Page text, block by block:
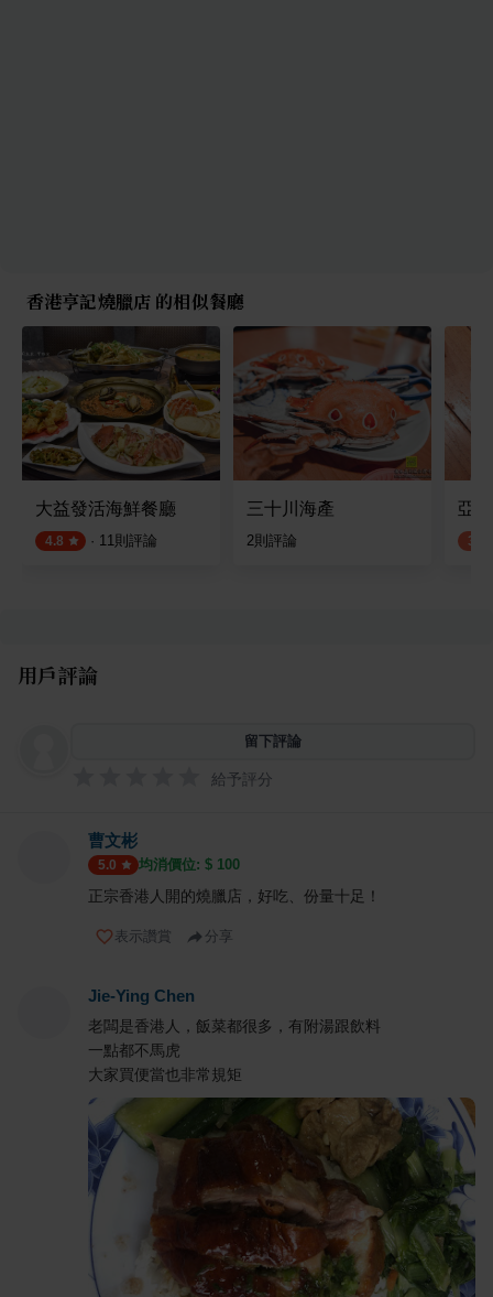
香港亨記燒臘店 的相似餐廳
大益發活海鮮餐廳
4.8 · 11則評論
三十川海產
2則評論
亞
3.5
用戶評論
留下評論
給予評分
曹文彬
5.0 均消價位: $ 100
正宗香港人開的燒臘店，好吃、份量十足！
表示讚賞 分享
Jie-Ying Chen
老闆是香港人，飯菜都很多，有附湯跟飲料
一點都不馬虎
大家買便當也非常規矩